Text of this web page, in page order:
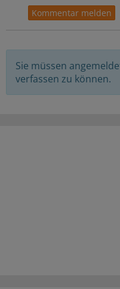
Sie müssen
verfassen zu können.